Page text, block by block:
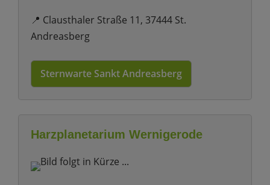
📍 Clausthaler Straße 11, 37444 St.
Andreasberg
Sternwarte Sankt Andreasberg
Harzplanetarium Wernigerode